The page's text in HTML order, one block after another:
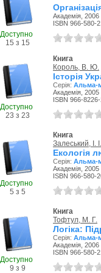
Доступно
15 з 15
Академія, 2006
ISBN 966-580-
Доступно
23 з 23
Книга
Король, В. Ю.
Історія
Серія: Альма-
Академія, 2005
ISBN 966-
Доступно
5 з 5
Книга
Залеський, I. I.
Екологія
Серія: Альма-
Академія, 2005
ISBN 966-580-
Доступно
9 з 9
Книга
Тофтул, М. Г.
Логіка:
Серія: Альма-
Академія, 2006
ISBN 966-580-